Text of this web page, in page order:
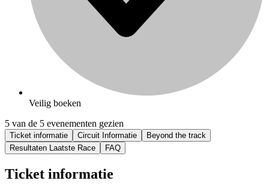
Veilig boeken
5 van de 5 evenementen gezien
Ticket informatie Circuit Informatie
Beyond the track
Resultaten Laatste Race
FAQ
Ticket informatie